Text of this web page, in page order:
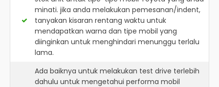
minati. jika anda melakukan pemesanan/indent,
tanyakan kisaran rentang waktu untuk
mendapatkan warna dan tipe mobil yang
diinginkan untuk menghindari menunggu terlalu
lama.
Ada baiknya untuk melakukan test drive terlebih
dahulu untuk mengetahui performa mobil